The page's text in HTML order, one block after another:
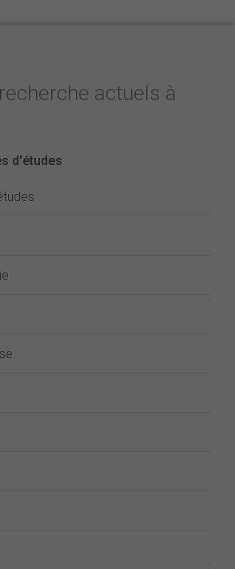
actuels à
d'études